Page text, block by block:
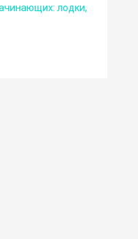
лодки,